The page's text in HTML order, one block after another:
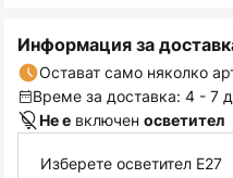
Информация за
Остават само няколко
Време за доставка: 4 - 7
Не е включен осветител
Изберете осветител E27